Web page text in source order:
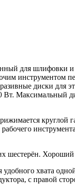
для шлифовки
инструментом
диски для
Максимальный
круглой
Хороший
хвата
с правой